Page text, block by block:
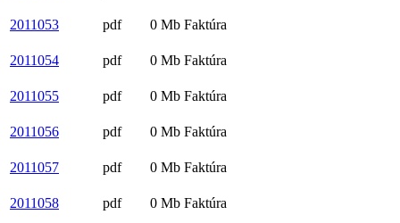
2011053 pdf 0 Mb Faktúra
2011054 pdf 0 Mb Faktúra
2011055 pdf 0 Mb Faktúra
2011056 pdf 0 Mb Faktúra
2011057 pdf 0 Mb Faktúra
2011058 pdf 0 Mb Faktúra